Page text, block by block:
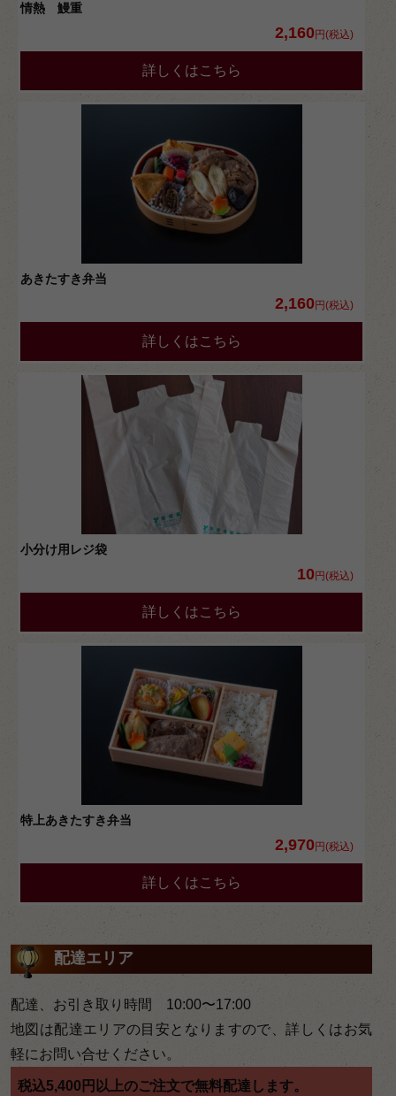
情熱 鰻重
2,160円(税込)
詳しくはこちら
あきたすき弁当
2,160円(税込)
詳しくはこちら
小分け用レジ袋
10円(税込)
詳しくはこちら
特上あきたすき弁当
2,970円(税込)
詳しくはこちら
配達エリア
配達、お引き取り時間 10:00〜17:00
地図は配達エリアの目安となりますので、詳しくはお気
軽にお問い合せください。
税込5,400円以上のご注文で無料配達します。